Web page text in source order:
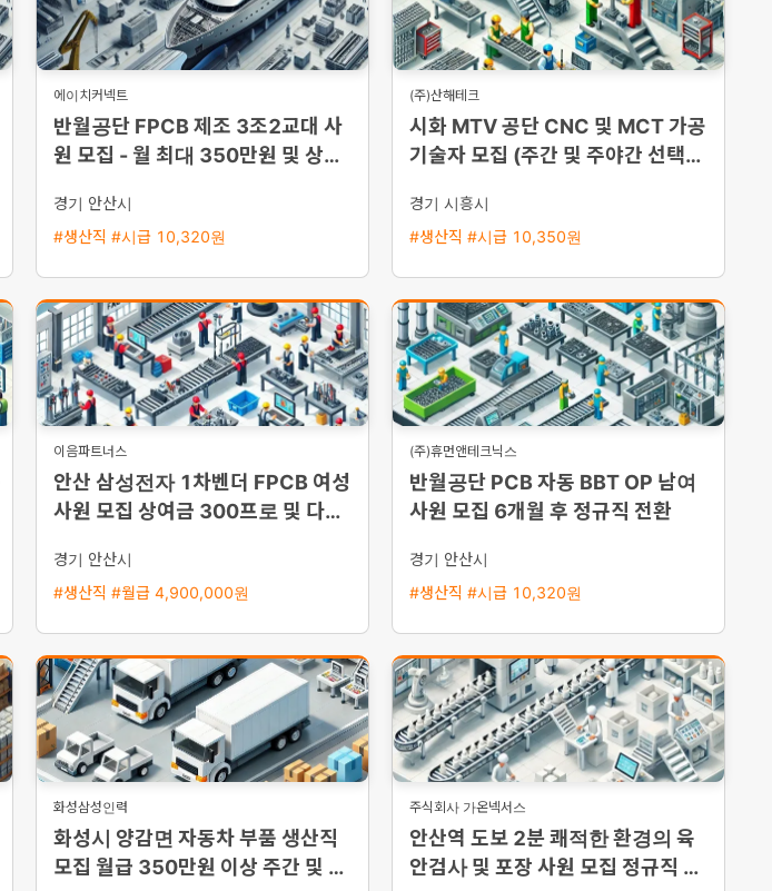
에이치커넥트
반월공단 FPCB 제조 3조2교대 사
원 모집 - 월 최대 350만원 및 상여
경기 안산시
#생산직 #시급 10,320원
(주)산해테크
시화 MTV 공단 CNC 및 MCT 가공
기술자 모집 (주간 및 주야간 선택
경기 시흥시
#생산직 #시급 10,350원
이음파트너스
안산 삼성전자 1차벤더 FPCB 여성
사원 모집 상여금 300프로 및 다양
경기 안산시
#생산직 #월급 4,900,000원
(주)휴먼앤테크닉스
반월공단 PCB 자동 BBT OP 남여
사원 모집 6개월 후 정규직 전환
경기 안산시
#생산직 #시급 10,320원
화성삼성인력
화성시 양감면 자동차 부품 생산직
모집 월급 350만원 이상 주간 및 주
주식회사 가온넥서스
안산역 도보 2분 쾌적한 환경의 육
안검사 및 포장 사원 모집 정규직 전